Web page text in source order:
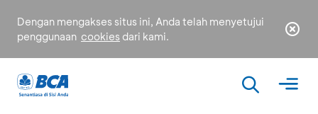
Dengan mengakses situs ini, Anda telah menyetujui
penggunaan cookies dari kami.